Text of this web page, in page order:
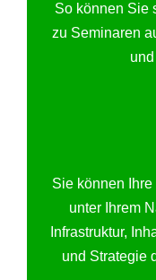
So können Sie
zu Seminaren
Sie können
unter Ihrem
Infrastruktur,
und Strategie